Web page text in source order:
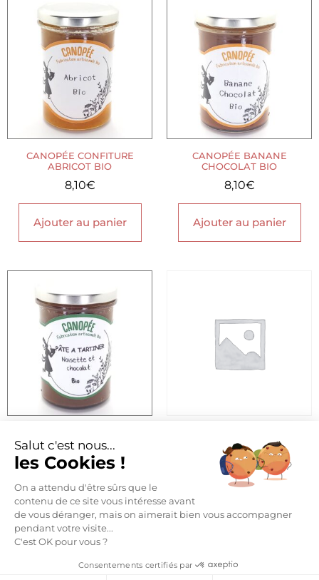
CANOPÉE CONFITURE
ABRICOT BIO
8,10€
Ajouter au panier
CANOPÉE BANANE
CHOCOLAT BIO
8,10€
Ajouter au panier
BIO NOISETTE CHOCOLAT
9,60€
Ajouter au panier
12,00€
Salut c'est nous...
les Cookies !
On a attendu d'être sûrs que le
contenu de ce site vous intéresse avant
de vous déranger, mais on aimerait bien vous accompagner
pendant votre visite...
C'est OK pour vous ?
Consentements certifiés par